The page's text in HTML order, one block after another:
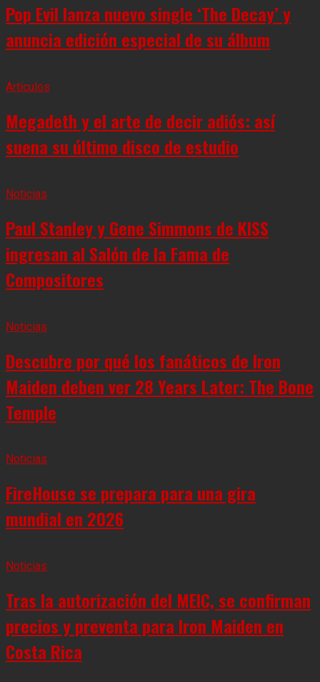
Pop Evil lanza nuevo single ‘The Decay’ y
anuncia edición especial de su álbum
Artículos
Megadeth y el arte de decir adiós: así
suena su último disco de estudio
Noticias
Paul Stanley y Gene Simmons de KISS
ingresan al Salón de la Fama de
Compositores
Noticias
Descubre por qué los fanáticos de Iron
Maiden deben ver 28 Years Later: The Bone
Temple
Noticias
FireHouse se prepara para una gira
mundial en 2026
Noticias
Tras la autorización del MEIC, se confirman
precios y preventa para Iron Maiden en
Costa Rica